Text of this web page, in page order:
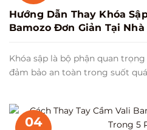
Hướng Dẫn Thay Khóa
Bamozo Đơn Giản Tại Nhà
Khóa sập là bộ phận quan
đảm bảo an toàn trong suốt
04